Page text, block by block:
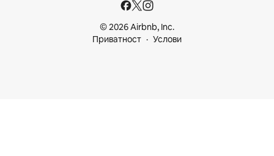
© 2026 Airbnb, Inc.
Приватност
Услови